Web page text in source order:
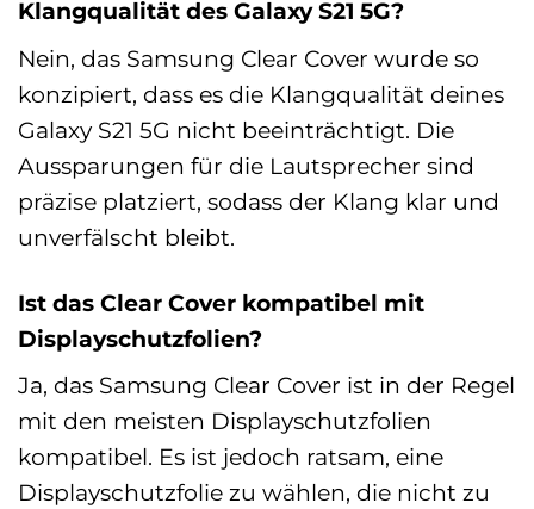
Klangqualität des Galaxy S21 5G?
Nein, das Samsung Clear Cover wurde so
konzipiert, dass es die Klangqualität deines
Galaxy S21 5G nicht beeinträchtigt. Die
Aussparungen für die Lautsprecher sind
präzise platziert, sodass der Klang klar und
unverfälscht bleibt.
Ist das Clear Cover kompatibel mit
Displayschutzfolien?
Ja, das Samsung Clear Cover ist in der Regel
mit den meisten Displayschutzfolien
kompatibel. Es ist jedoch ratsam, eine
Displayschutzfolie zu wählen, die nicht zu